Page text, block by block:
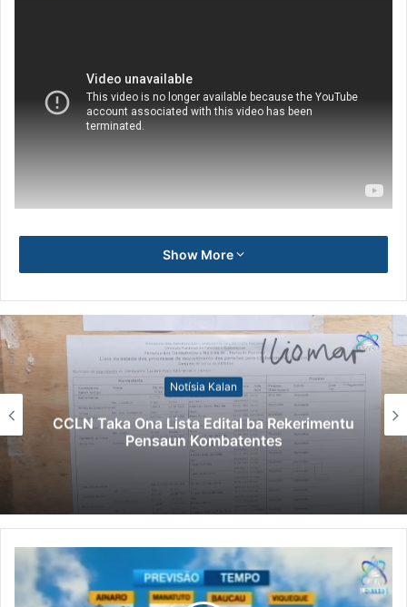
Show More
Notísia Kalan
CCLN Taka Ona Lista Edital ba Rekerimentu
Pensaun Kombatentes